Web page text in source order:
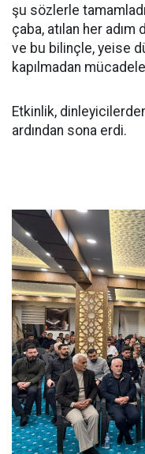
şu sözlerle
çaba, atılan her
ve bu bilinçle, yeise
kapılmadan
Etkinlik,
ardından sona erdi.